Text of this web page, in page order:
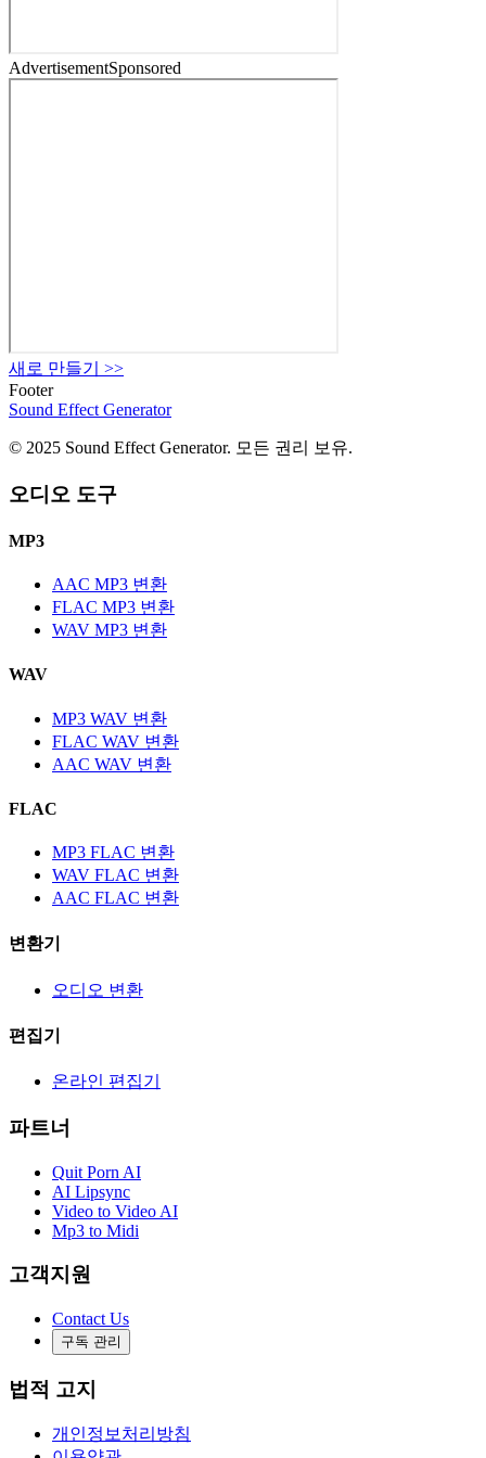
AdvertisementSponsored
새로 만들기
>>
Footer
Sound Effect Generator
© 2025 Sound Effect Generator. 모든 권리 보유.
오디오 도구
MP3
AAC MP3 변환
FLAC MP3 변환
WAV MP3 변환
WAV
MP3 WAV 변환
FLAC WAV 변환
AAC WAV 변환
FLAC
MP3 FLAC 변환
WAV FLAC 변환
AAC FLAC 변환
변환기
오디오 변환
편집기
온라인 편집기
파트너
Quit Porn AI
AI Lipsync
Video to Video AI
Mp3 to Midi
고객지원
Contact Us
구독 관리
법적 고지
개인정보처리방침